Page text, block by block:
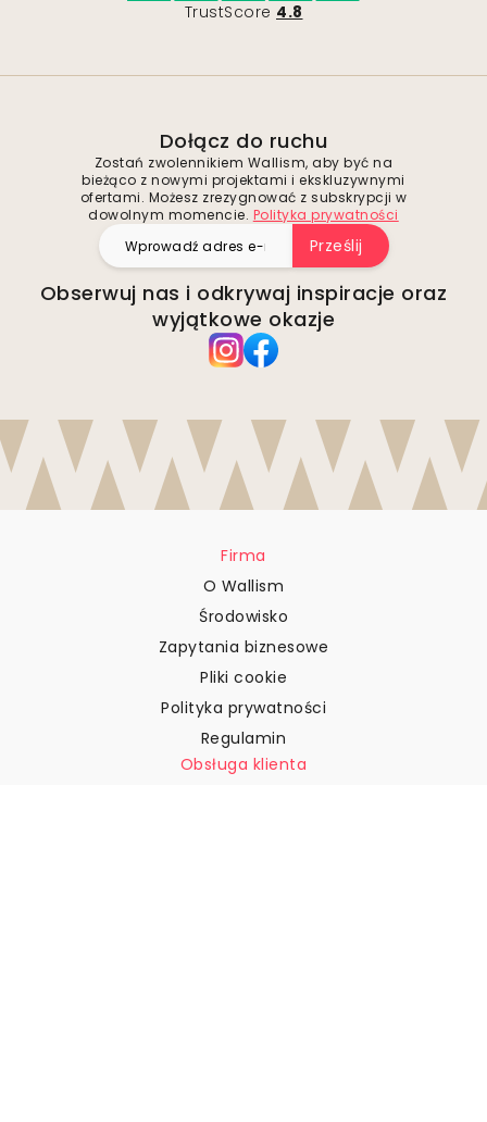
TrustScore 4.8
Dołącz do ruchu
Zostań zwolennikiem Wallism, aby być na
bieżąco z nowymi projektami i ekskluzywnymi
ofertami. Możesz zrezygnować z subskrypcji w
dowolnym momencie. Polityka prywatności
Prześlij
Obserwuj nas i odkrywaj inspiracje oraz
wyjątkowe okazje
Firma
O Wallism
Środowisko
Zapytania biznesowe
Pliki cookie
Polityka prywatności
Regulamin
Obsługa klienta